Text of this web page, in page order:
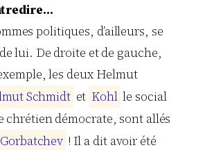
politiques, d’ailleurs, se
lui. De droite et de gauche,
les deux Helmut
mutSchmidt et Kohl le social
chrétien démocrate, sont allés
Gorbatchev ! Il a dit avoir été